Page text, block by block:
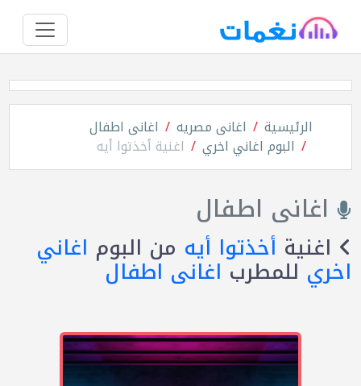
الرئيسية اغانى مصريه اغانى اطفال
البوم اغاني اخري اغنية أخذتوا أيه
اغانى اطفال
اغنية أخذتوا أيه من البوم اغاني
اخري للمطرباغانى اطفال